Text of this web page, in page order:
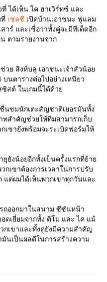
ได้เห็น ไค ฮาเวิร์ทซ์ และ
เชลซี เปิดบ้านเอาชนะ ฟูแลม
สาร์ และเชื่อว่าทั้งคู่จะมีทีเด็ดอีก
ตามรายงานจาก
วย สิงห์บลู เอาชนะเจ้าสัวน้อย
นตารางต่อไปอย่างเหนียว
สต์ ในเกมนี้ได้ด้วย
นชมนักเตะสัญชาติเยอรมันทั้ง
ทสำคัญช่วยให้ทีมสามารถเก็บ
เขายังพร้อมจะระเบิดฟอร์มให้
ยุยังน้อยอีกทั้งเป็นครั้งแรกที่ย้าย
กเขาต้องการเวลาในการปรับ
แต่ผมได้เห็นพวกเขาทุกวันและ
ถออกมาในสนาม ซีซันหน้า
ดเยี่ยมจากทั้ง ติโม และ ไค แม้
เขาและทั้งคู่ยังมีความสำคัญ
มันเป็นผลดีในการสร้างความ